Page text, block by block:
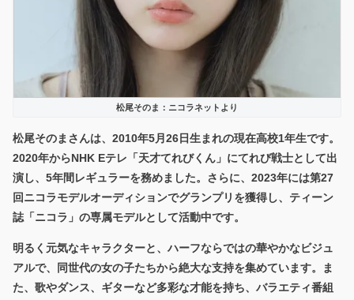
松尾そのま：ニコラネットより
松尾そのまさんは、2010年5月26日生まれの現在高校1年生です。
2020年からNHK Eテレ「天才てれびくん」にてれび戦士として出
演し、5年間レギュラーを務めました。さらに、2023年には第27
回ニコラモデルオーディションでグランプリを獲得し、ティーン
誌「ニコラ」の専属モデルとして活動中です。
明るく元気なキャラクターと、ハーフならではの華やかなビジュ
アルで、同世代の女の子たちから絶大な支持を集めています。ま
た、歌やダンス、ギターなど多彩な才能を持ち、バラエティ番組